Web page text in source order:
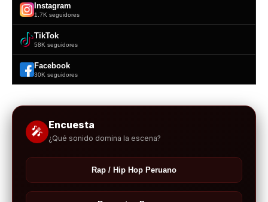
Instagram
1.7K seguidores
TikTok
58K seguidores
Facebook
30K seguidores
🎤 Encuesta
¿Qué sonido domina la escena?
Rap / Hip Hop Peruano